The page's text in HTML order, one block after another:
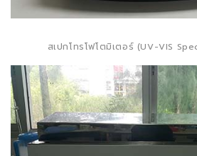
สเปกโทรโฟโตมิเตอร์ (UV-VIS